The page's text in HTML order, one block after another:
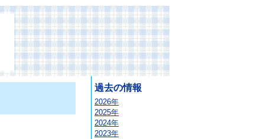
過去の情報
2026年
2025年
2024年
2023年